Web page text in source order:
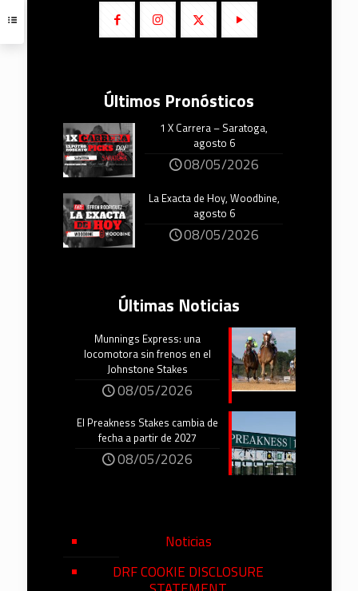
Últimos Pronósticos
1 X Carrera – Saratoga,
agosto 6
08/05/2026
La Exacta de Hoy, Woodbine,
agosto 6
08/05/2026
Últimas Noticias
Munnings Express: una
locomotora sin frenos en el
Johnstone Stakes
08/05/2026
El Preakness Stakes cambia de
fecha a partir de 2027
08/05/2026
Noticias
DRF COOKIE DISCLOSURE